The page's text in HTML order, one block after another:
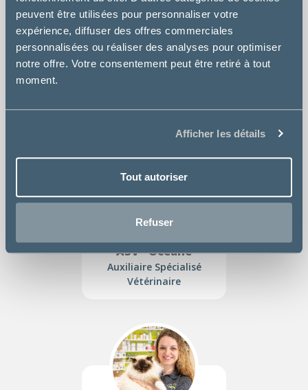
peuvent être utilisées pour personnaliser votre
expérience, diffuser des offres commerciales
personnalisées ou réaliser des analyses pour optimiser
notre offre. Votre consentement peut être retiré à tout
moment.
Afficher les détails
Tout autoriser
Refuser
ASV - Armelle
Auxiliaire Spécialisé
Service de comptabilité
ASV - Océane
Auxiliaire Spécialisé
Vétérinaire